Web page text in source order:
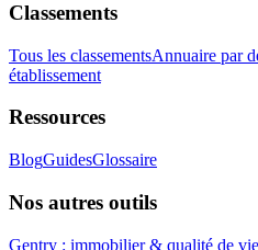
Classements
Tous les classementsAnnuaire par
établissement
Ressources
BlogGuidesGlossaire
Nos autres outils
Gentry : immobilier & qualité de vie